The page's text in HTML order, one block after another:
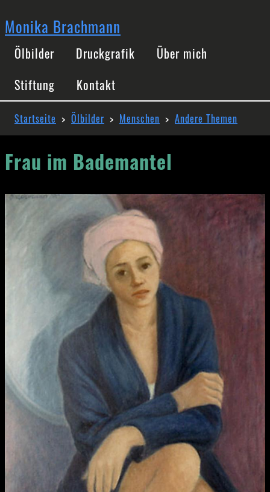
zum
Inhalt
Monika Brachmann
Hauptnavigation
Ölbilder Druckgrafik
Über mich
Stiftung
Kontakt
Startseite Ölbilder Menschen Andere Themen
Frau im Bademantel
Image